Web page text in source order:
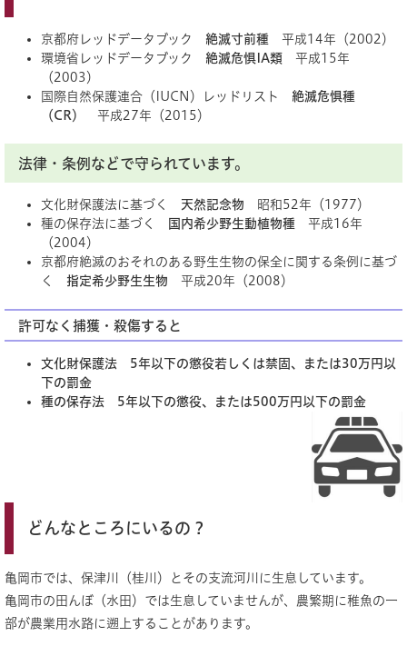
京都府レッドデータブック 絶滅寸前種 平成14年（2002）
環境省レッドデータブック
絶滅危惧IA類 平成15年
（2003）
国際自然保護連合（IUCN）レッドリスト 絶滅危惧種
（CR）
平成27年（2015）
法律・条例などで守られています。
文化財保護法に基づく 天然記念物
昭和52年（1977）
種の保存法に基づく
国内希少野生動植物種 平成16年
（2004）
京都府絶滅のおそれのある野生生物の保全に関する条例に基づ
く 指定希少野生生物 平成20年（2008）
許可なく捕獲・殺傷すると
文化財保護法 5年以下の懲役若しくは禁固、または30万円以
下の罰金
種の保存法 5年以下の懲役、または500万円以下の罰金
どんなところにいるの？
亀岡市では、保津川（桂川）とその支流河川に生息しています。
亀岡市の田んぼ（水田）では生息していませんが、農繁期に稚魚の一
部が農業用水路に遡上することがあります。